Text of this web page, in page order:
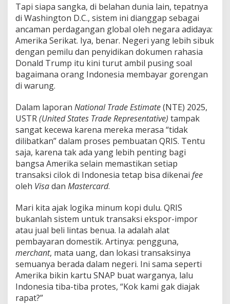
Tapi siapa sangka, di belahan dunia lain, tepatnya
di Washington D.C., sistem ini dianggap sebagai
ancaman perdagangan global oleh negara adidaya:
Amerika Serikat. Iya, benar. Negeri yang lebih sibuk
dengan pemilu dan penyidikan dokumen rahasia
Donald Trump itu kini turut ambil pusing soal
bagaimana orang Indonesia membayar gorengan
di warung.
Dalam laporan National Trade Estimate(NTE) 2025,
USTR(United States Trade Representative) tampak
sangat kecewa karena mereka merasa “tidak
dilibatkan” dalam proses pembuatan QRIS. Tentu
saja, karena tak ada yang lebih penting bagi
bangsa Amerika selain memastikan setiap
transaksi cilok di Indonesia tetap bisa dikenai fee
oleh Visadan Mastercard.
Mari kita ajak logika minum kopi dulu. QRIS
bukanlah sistem untuk transaksi ekspor-impor
atau jual beli lintas benua. Ia adalah alat
pembayaran domestik. Artinya: pengguna,
merchant, mata uang, dan lokasi transaksinya
semuanya berada dalam negeri. Ini sama seperti
Amerika bikin kartu SNAP buat warganya, lalu
Indonesia tiba-tiba protes, “Kok kami gak diajak
rapat?”